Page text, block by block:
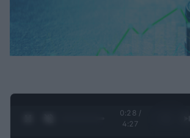
0:29 /
4:27